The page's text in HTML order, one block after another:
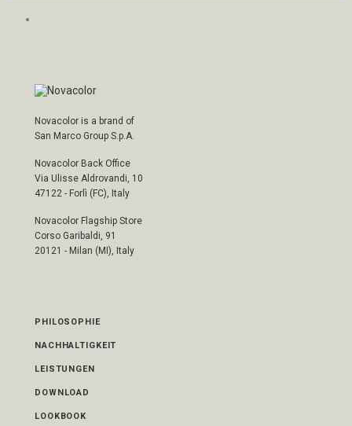
Novacolor is a brand of
San Marco Group S.p.A.
Novacolor Back Office
Via Ulisse Aldrovandi, 10
47122 - Forlì (FC), Italy
Novacolor Flagship Store
Corso Garibaldi, 91
20121 - Milan (MI), Italy
PHILOSOPHIE
NACHHALTIGKEIT
LEISTUNGEN
DOWNLOAD
LOOKBOOK